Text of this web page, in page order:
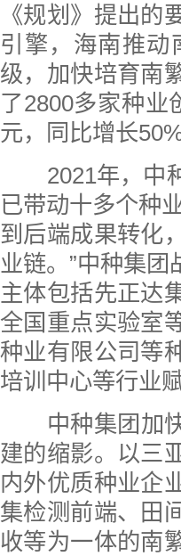
《规划》提出
引擎，海南推动
级，加快培育南
了2800多家种业
元，同比增长50%
2021年，中
已带动十多个种
到后端成果转化
业链。”中种集
主体包括先正达
全国重点实验室
种业有限公司等
培训中心等行业
中种集团加
建的缩影。以三
内外优质种业企
集检测前端、田
收等为一体的南